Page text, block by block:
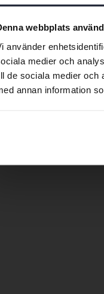
webbplats
använder
medier och
de sociala medier och
annan information